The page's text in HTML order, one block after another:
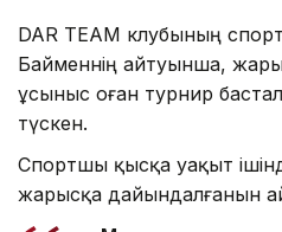
DAR TEAM клубының
Байменнің айтуынша,
ұсыныс оған турнир
түскен.
Спортшы қысқа уақыт
жарысқа дайындалғанын